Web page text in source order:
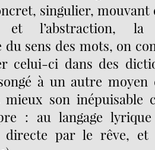
singulier, mouvant
et l’abstraction,
du sens des mots, on
celui-ci dans des
à un autre moyen
mieux son inépuisable
: au langage
directe par le rêve,